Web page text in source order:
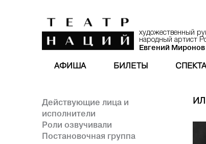
художественный
народный артист
Евгений Миронов
АФИША БИЛЕТЫ
Действующие лица и
исполнители
Роли озвучивали
Постановочная группа